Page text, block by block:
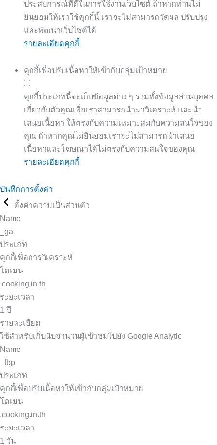
ประสบการณ์ที่ดีในการใช้งานเว็บไซต์ ถ้าหากท่านไม่
ยินยอมให้เราใช้คุกกี้นี้ เราจะไม่สามารถวัดผล ปรับปรุง
และพัฒนาเว็บไซต์ได้
รายละเอียดคุกกี้
คุกกี้เพื่อปรับเนื้อหาให้เข้ากับกลุ่มเป้าหมาย
คุกกี้ประเภทนี้จะเก็บข้อมูลต่าง ๆ รวมทั้งข้อมูลส่วนบุคคล
เกี่ยวกับตัวคุณเพื่อเราสามารถนำมาวิเคราะห์ และนำ
เสนอเนื้อหา ให้ตรงกับความเหมาะสมกับความสนใจของ
คุณ ถ้าหากคุณไม่ยินยอมเราจะไม่สามารถนำเสนอ
เนื้อหาและโฆษณาได้ไม่ตรงกับความสนใจของคุณ
รายละเอียดคุกกี้
บันทึกการตั้งค่า
ตั้งค่าความเป็นส่วนตัว
Name
_ga
ประเภท
คุกกี้เพื่อการวิเคราะห์
โดเมน
.cooking.in.th
ระยะเวลา
1 ปี
รายละเอียด
ใช้สำหรับเก็บนับจำนวนผู้เข้าชมไปยัง Google Analytic
Name
_fbp
ประเภท
คุกกี้เพื่อปรับเนื้อหาให้เข้ากับกลุ่มเป้าหมาย
โดเมน
.cooking.in.th
ระยะเวลา
1 วัน